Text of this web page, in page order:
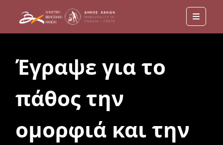
Menu
Έγραψε για το
πάθος την
ομορφιά και την